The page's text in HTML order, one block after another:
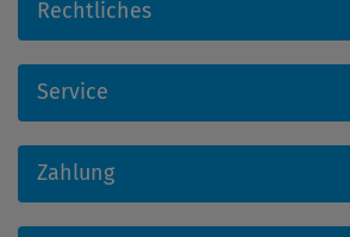
Rechtliches
Service
Zahlung